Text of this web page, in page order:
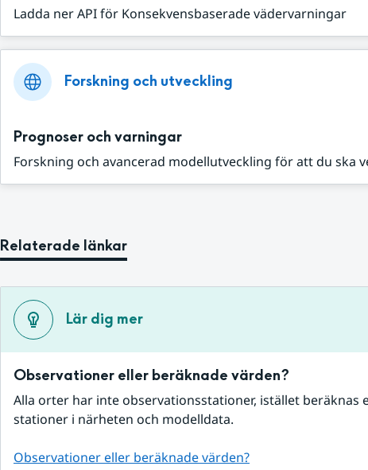
Ladda ner API för Konsekvensbaserade vädervarningar
Forskning och utveckling
Prognoser och varningar
Forskning och avancerad modellutveckling för att du ska
Relaterade länkar
Lär dig mer
Observationer eller beräknade värden?
Alla orter har inte observationsstationer, istället beräknas
stationer i närheten och modelldata.
Observationer eller beräknade värden?